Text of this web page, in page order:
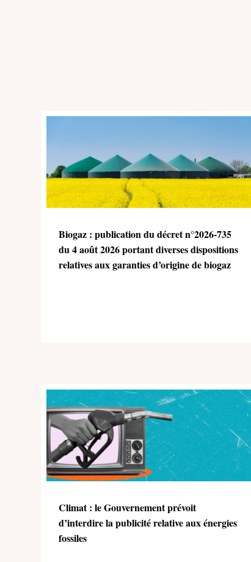
Biogaz : publication du décret n°2026-735
du 4 août 2026 portant diverses dispositions
relatives aux garanties d’origine de biogaz
Climat : le Gouvernement prévoit
d’interdire la publicité relative aux énergies
fossiles